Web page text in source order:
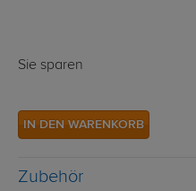
Sie sparen
IN DEN WARENKORB
Zubehör